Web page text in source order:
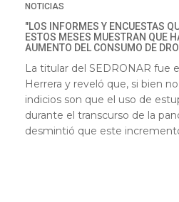
NOTICIAS
"LOS INFORMES Y ENCUESTAS
ESTOS MESES MUESTRAN QUE
AUMENTO DEL CONSUMO DE
La titular del SEDRONAR fue
Herrera y reveló que, si bien
indicios son que el uso de
durante el transcurso de la
desmintió que este